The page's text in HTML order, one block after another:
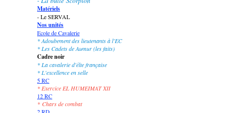
Matériels
- Le SERVAL
Nos unités
Ecole de Cavalerie
* Adoubement des lieutenants à l'EC
* Les Cadets de Aumur (les faits)
Cadre noir
* La cavalerie d'élte française
* L'excellence en selle
5 RC
* Exercice EL HUMEIMAT XII
12 RC
* Chars de combat